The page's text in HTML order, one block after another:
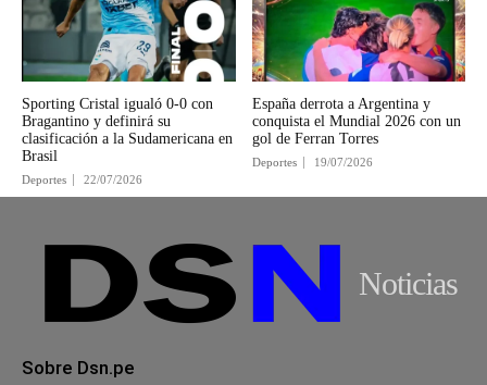
Sporting Cristal igualó 0-0 con
Bragantino y definirá su
clasificación a la Sudamericana en
Brasil
Deportes 22/07/2026
España derrota a Argentina y
conquista el Mundial 2026 con un
gol de Ferran Torres
Deportes 19/07/2026
Noticias
Sobre Dsn.pe